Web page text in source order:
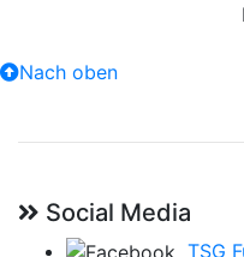
Nach oben
Social Media
TSG